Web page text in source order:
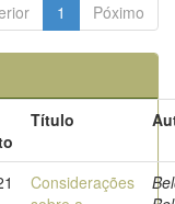
1 Póximo
Título
Considerações